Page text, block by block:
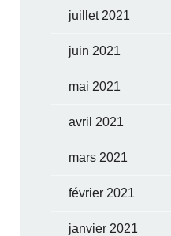
juillet 2021
juin 2021
mai 2021
avril 2021
mars 2021
février 2021
janvier 2021